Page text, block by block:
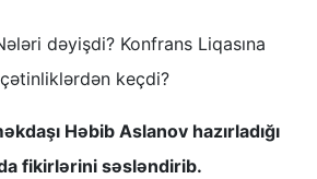
dəyişdi? Konfrans Liqasına
keçdi?
Həbib Aslanov hazırladığı
fikirlərini səsləndirib.